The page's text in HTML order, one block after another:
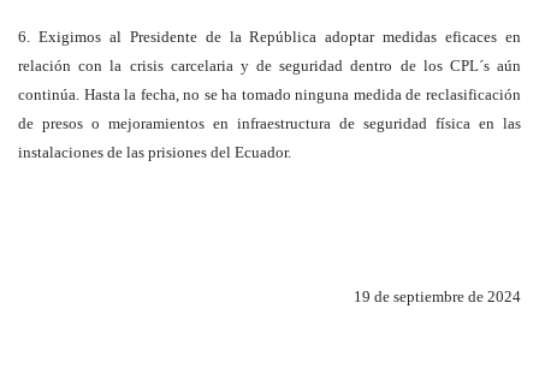
6. Exigimos al Presidente de la República adoptar medidas eficaces en
relación con la crisis carcelaria y de seguridad dentro de los CPL´s aún
continúa. Hasta la fecha, no se ha tomado ninguna medida de reclasificación
de presos o mejoramientos en infraestructura de seguridad física en las
instalaciones de las prisiones del Ecuador.
19 de septiembre de 2024